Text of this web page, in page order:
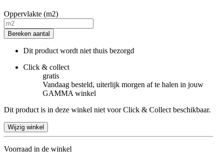
Oppervlakte (m2)
Bereken aantal
Dit product wordt niet thuis bezorgd
Click & collect
gratis
Vandaag besteld, uiterlijk morgen af te halen in jouw
GAMMA winkel
Dit product is in deze winkel niet voor Click & Collect beschikbaar.
Wijzig winkel
Voorraad in de winkel